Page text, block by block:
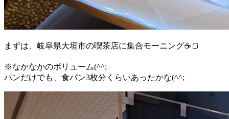
まずは、岐阜県大垣市の喫茶店に集合モーニング☕🍞
※なかなかのボリューム(^^;
パンだけでも、食パン3枚分くらいあったかな(^^;